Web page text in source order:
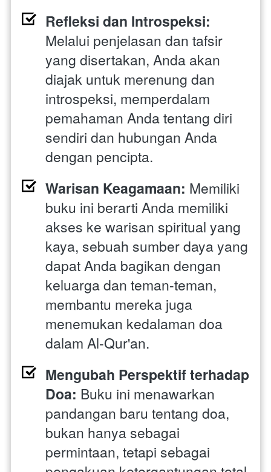
Melalui penjelasan dan tafsir
yang disertakan, Anda akan
diajak untuk merenung dan
introspeksi, memperdalam
pemahaman Anda tentang diri
sendiri dan hubungan Anda
dengan pencipta.
Warisan Keagamaan: Memiliki
buku ini berarti Anda memiliki
akses ke warisan spiritual yang
kaya, sebuah sumber daya yang
dapat Anda bagikan dengan
keluarga dan teman-teman,
membantu mereka juga
menemukan kedalaman doa
dalam Al-Qur'an.
Mengubah Perspektif terhadap
Doa: Buku ini menawarkan
pandangan baru tentang doa,
bukan hanya sebagai
permintaan, tetapi sebagai